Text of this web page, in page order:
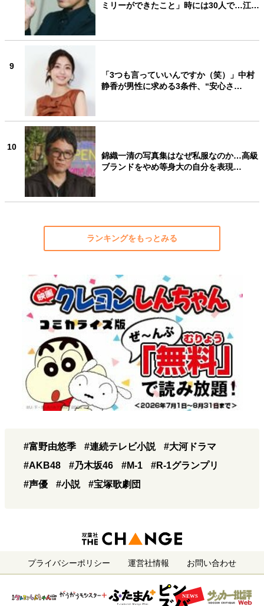
ミリーができたこと」時には30人で…江…
9
「3つも言っていいんですか（笑）」中村
静香が男性に求める3条件、“安心さ…
10
錦織一清の写真集はなぜ私服なのか…高級
ブランドをやめ等身大の自分を表現…
ランキングをもっとみる
#富野由悠季 #連続テレビ小説
#大河ドラマ
#AKB48
#乃木坂46 #M-1
#R-1グランプリ
#声優
#小説 #宝塚歌劇団
プライバシーポリシー 運営社情報 お問い合わせ